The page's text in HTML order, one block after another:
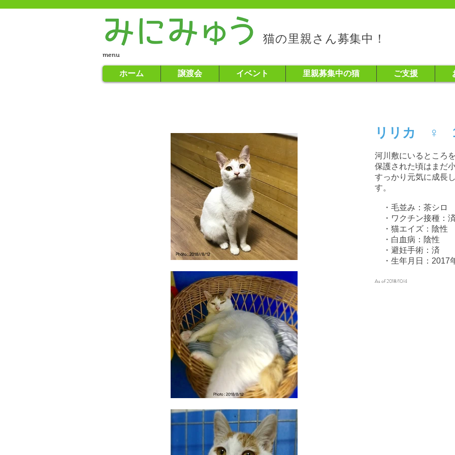
猫の里親さん募集中！
menu
ホーム 譲渡会 イベント 里親募集中の猫 ご支援
リリカ ♀
河川敷にいるところ
保護された頃はまだ
すっかり元気に成長
す。
​ ・毛並み： 茶シロ
・ワクチン接種：
・猫エイズ：陰性
・白血病：陰性
・避妊手術：済
・生年月日：2017
As of 2018/10/4